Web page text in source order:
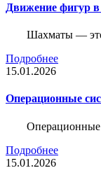
Движение фигур
Шахматы — это
Подробнее
15.01.2026
Операционные
Операционные
Подробнее
15.01.2026